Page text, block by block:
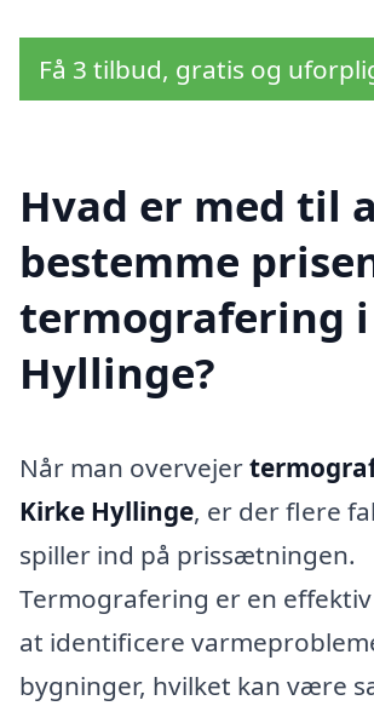
Få 3 tilbud, gratis og
Hvad er med til
bestemme
termografering
Hyllinge?
Når man overvejer
Kirke Hyllinge, er der flere
spiller ind på prissætningen.
Termografering er en
at identificere
bygninger, hvilket kan være